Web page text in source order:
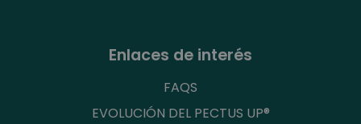
Enlaces de interés
FAQS
EVOLUCIÓN DEL PECTUS UP®